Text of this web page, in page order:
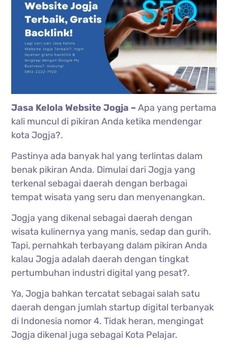
Jasa Kelola Website Jogja –Apa yang pertama
kali muncul di pikiran Anda ketika mendengar
kota Jogja?.
Pastinya ada banyak hal yang terlintas dalam
benak pikiran Anda. Dimulai dari Jogja yang
terkenal sebagai daerah dengan berbagai
tempat wisata yang seru dan menyenangkan.
Jogja yang dikenal sebagai daerah dengan
wisata kulinernya yang manis, sedap dan gurih.
Tapi, pernahkah terbayang dalam pikiran Anda
kalau Jogja adalah daerah dengan tingkat
pertumbuhan industri digital yang pesat?.
Ya, Jogja bahkan tercatat sebagai salah satu
daerah dengan jumlah startup digital terbanyak
di Indonesia nomor 4. Tidak heran, mengingat
Jogja dikenal juga sebagai Kota Pelajar.